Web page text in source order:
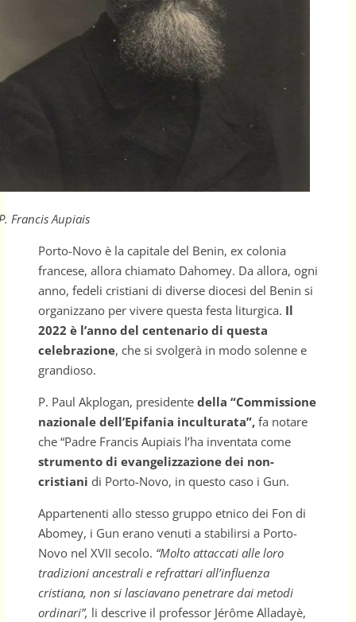
Francis Aupiais
Porto-Novo è la capitale del Benin, ex colonia
francese, allora chiamato Dahomey. Da allora, ogni
anno, fedeli cristiani di diverse diocesi del Benin si
organizzano per vivere questa festa liturgica. Il
2022 è l’anno del centenario di questa
celebrazione, che si svolgerà in modo solenne e
grandioso.
P. Paul Akplogan, presidente della “Commissione
nazionale dell’Epifania inculturata”, fa notare
che “Padre Francis Aupiais l’ha inventata come
strumento di evangelizzazione dei non-
cristiani di Porto-Novo, in questo caso i Gun.
Appartenenti allo stesso gruppo etnico dei Fon di
Abomey, i Gun erano venuti a stabilirsi a Porto-
Novo nel XVII secolo. “Molto attaccati alle loro
tradizioni ancestrali e refrattari all’influenza
cristiana, non si lasciavano penetrare dai metodi
ordinari”, li descrive il professor Jérôme Alladayè,